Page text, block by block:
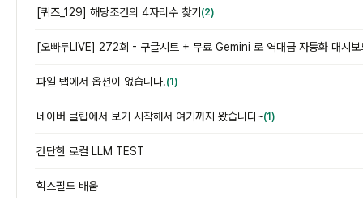
[퀴즈_129] 해당조건의 4자리수 찾기 (2)
파일 탭에서 옵션이 없습니다.(1)
네이버 클립에서 보기 시작해서 여기까지 왔습니다~(1)
간단한 로컬 LLM TEST
힉스필드 배움